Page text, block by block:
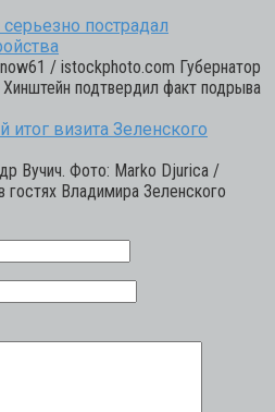
пострадал
/ istockphoto.com Губернатор
подтвердил факт подрыва
итог визита Зеленского
Вучич. Фото: Marko Djurica /
гостях Владимира Зеленского